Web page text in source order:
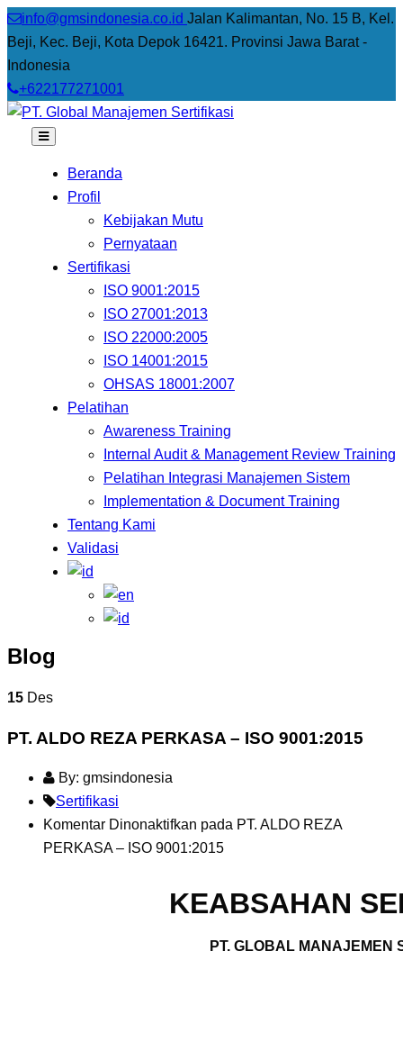
info@gmsindonesia.co.id Jalan Kalimantan, No. 15 B, Kel.
Beji, Kec. Beji, Kota Depok 16421. Provinsi Jawa Barat -
Indonesia
+622177271001
Beranda
Profil
Kebijakan Mutu
Pernyataan
Sertifikasi
ISO 9001:2015
ISO 27001:2013
ISO 22000:2005
ISO 14001:2015
OHSAS 18001:2007
Pelatihan
Awareness Training
Internal Audit & Management Review Training
Pelatihan Integrasi Manajemen Sistem
Implementation & Document Training
Tentang Kami
Validasi
Blog
15 Des
PT. ALDO REZA PERKASA – ISO 9001:2015
By: gmsindonesia
Sertifikasi
Komentar Dinonaktifkan pada PT. ALDO REZA
PERKASA – ISO 9001:2015
KEABSAHAN
PT. GLOBAL MANAJEMEN